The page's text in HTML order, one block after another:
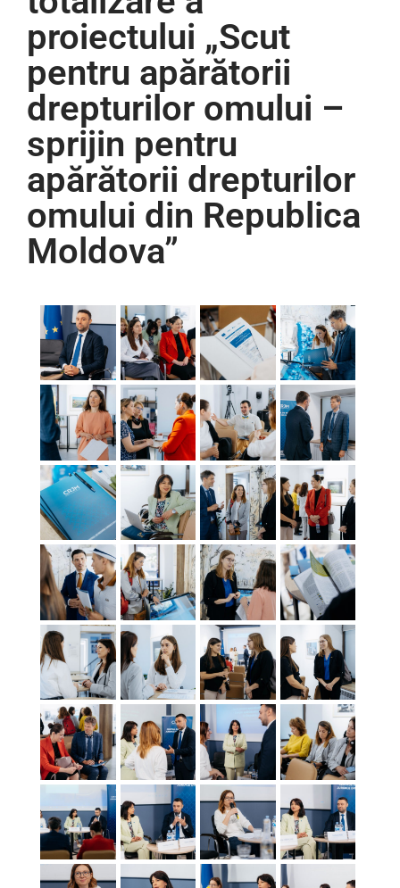
proiectului „Scut
pentru apărătorii
drepturilor omului –
sprijin pentru
apărătorii drepturilor
omului din Republica
Moldova”